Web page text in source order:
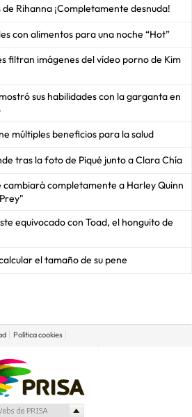
Rihanna ¡Completamente desnuda!
con alimentos para una noche “Hot”
filtran imágenes del vídeo porno de Kim
sus habilidades con la garganta en
múltiples beneficios para la salud
tras la foto de Piqué junto a Clara Chía
cambiará completamente a Harley Quinn
equivocado con Toad, el honguito de
el tamaño de su pene
Política cookies